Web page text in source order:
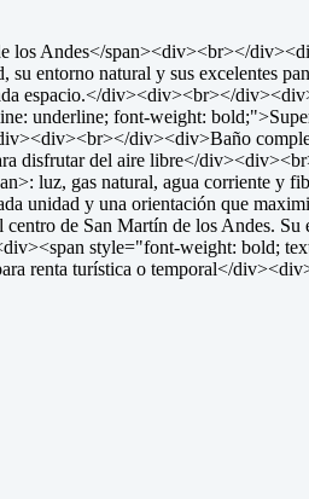
Andes</span><div><br></
entorno natural y sus excelentes
espacio.</div><div><br></
underline; font-weight:
div><div>Baño
disfrutar del aire libre</
luz, gas natural, agua corriente y
unidad y una orientación que
de San Martín de los Andes. Su
style="font-weight: bold;
renta turística o temporal</